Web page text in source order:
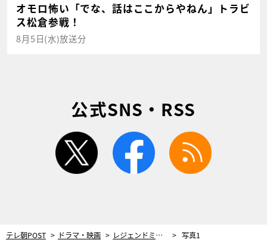
オモロ怖い「でな、話はここからやねん」トラビ
ス松倉参戦！
8月5日(水)放送分
公式SNS・RSS
twitter facebook
テレ朝POST ドラマ・映画 レジェンドミステリー『終着駅シリーズ』ついに完結！片岡鶴太郎「ファイナルにふさわしい物語」 写真1